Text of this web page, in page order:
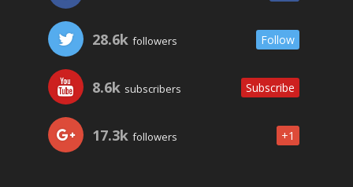
28.6k followers Follow
8.6k subscribers Subscribe
17.3k followers +1